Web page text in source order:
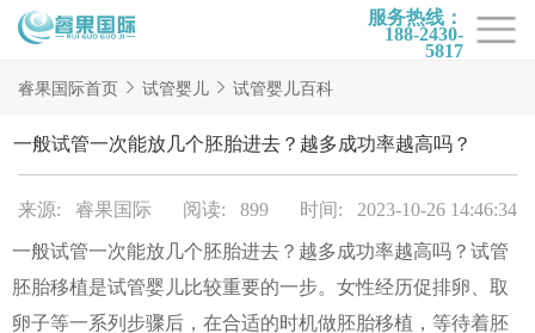
服务热线：
188-2430-
5817
首页
试管项目
试管百科
试管医院
睿果国际
睿果国际首页 试管婴儿 试管婴儿百科
一般试管一次能放几个胚胎进去？越多成功率越高吗？
来源: 睿果国际 阅读: 899 时间: 2023-10-26 14:46:34
一般试管一次能放几个胚胎进去？越多成功率越高吗？试管
胚胎移植是试管婴儿比较重要的一步。女性经历促排卵、取
卵子等一系列步骤后，在合适的时机做胚胎移植，等待着胚